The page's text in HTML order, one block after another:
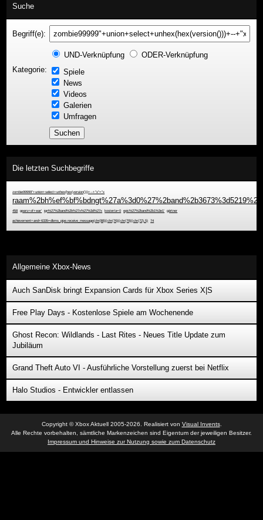
Suche
Begriff(e):
UND-Verknüpfung
ODER-Verknüpfung
Kategorie:
Spiele
News
Videos
Galerien
Umfragen
Die letzten Suchbegriffe
zombie99999"+union+select+unhex(hex(version()))+--+"x"="x
458 gears+of+war' ign%27%2band%2b%27x%27%3d%27x kosten'a=0 epic%27%2band%2b1%3e1' gärtner
achievement+and+6335=dbms_pipe.receive_message(chr(88)||chr(76)||chr(79)||chr(72),5) 74
Allgemeine Xbox-News
Auch SanDisk bringt Expansion Cards für Xbox Series X|S
Free Play Days - Kostenlose Spiele am Wochenende
Ghost Recon: Wildlands - Last Rites - Neues Title Update zum
Jubiläum
Grand Theft Auto VI - Ausführliche Vorstellung zuerst bei Netflix
Halo Studios - Entwickler entlassen
Copyright © Xbox Aktuell 2005-2026. Realisiert von Visual Invents.
Alle Rechte vorbehalten, sämtliche Markenzeichen sind Eigentum der jeweiligen Besitzer.
Impressum und Hinweise zur Nutzung sowie zum Datenschutz